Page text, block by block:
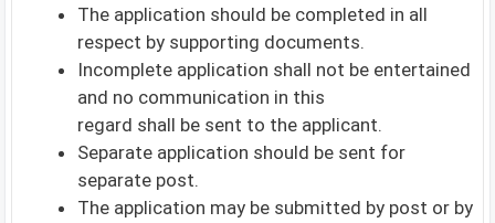
The application should be completed in all
respect by supporting documents.
Incomplete application shall not be entertained
and no communication in this
regard shall be sent to the applicant.
Separate application should be sent for
separate post.
The application may be submitted by post or by